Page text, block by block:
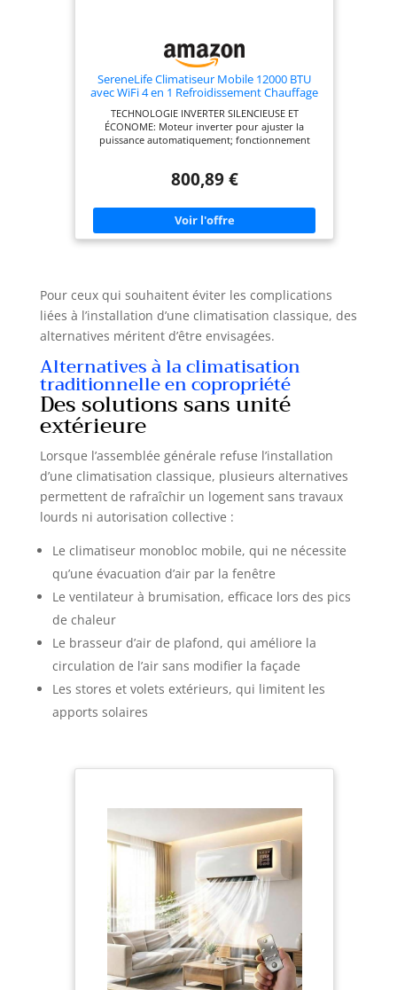
SereneLife Climatiseur Mobile 12000 BTU
avec WiFi 4 en 1 Refroidissement Chauffage
et Kit Fenêtre Roulettes Silencieux 35 m²
TECHNOLOGIE INVERTER SILENCIEUSE ET
ÉCONOME: Moteur inverter pour ajuster la
puissance automatiquement; fonctionnement
L’ANNÉE: Ce climatiseur mobile refroidit, chauffe,
complète plus efficace qu’un simple Rafraîchisseur
d’Air pour toutes les saisons CONTRÔLE
INTELLIGENT ET UTILISATION FLEXIBLE: Contrôle
APP via WiFi, télécommande et panneau Feather-
800,89 €
Pour ceux qui souhaitent éviter les complications
liées à l’installation d’une climatisation classique, des
alternatives méritent d’être envisagées.
Alternatives à la climatisation
traditionnelle en copropriété
Des solutions sans unité
extérieure
Lorsque l’assemblée générale refuse l’installation
d’une climatisation classique, plusieurs alternatives
permettent de rafraîchir un logement sans travaux
lourds ni autorisation collective :
Le climatiseur monobloc mobile, qui ne nécessite
qu’une évacuation d’air par la fenêtre
Le ventilateur à brumisation, efficace lors des pics
de chaleur
Le brasseur d’air de plafond, qui améliore la
circulation de l’air sans modifier la façade
Les stores et volets extérieurs, qui limitent les
apports solaires